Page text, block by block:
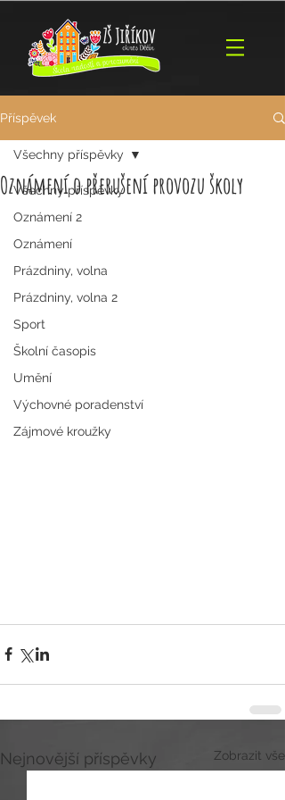
Příspěvek
Všechny příspěvky
Oznámení 2
Oznámení
Prázdniny, volna
Prázdniny, volna 2
Sport
Školní časopis
Umění
Výchovné poradenství
Zájmové kroužky
Všechny příspěvky
Oznámení o přerušení provozu školy
Nejnovější příspěvky Zobrazit vše